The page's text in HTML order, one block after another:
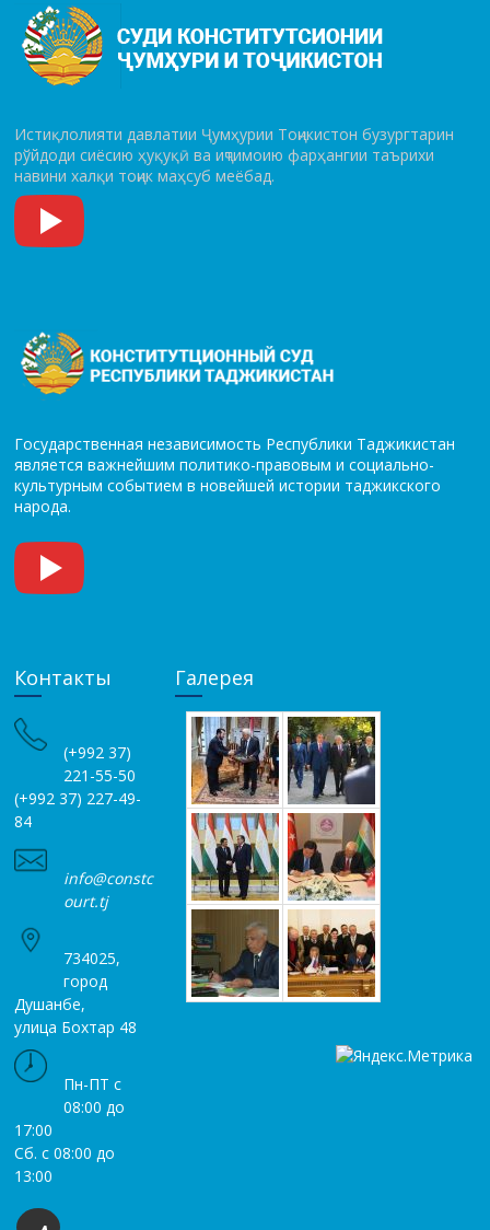
Истиқлолияти давлатии Ҷумҳурии Тоҷикистон бузургтарин
рўй­до­ди сиёсию ҳуқуқӣ ва иҷтимоию фарҳангии таърихи
навини халқи тоҷик маҳсуб меёбад.
Государственная независимость Республики Таджикистан
является важнейшим политико-правовым и социально-
культурным событием в новейшей истории таджикского
народа.
Контакты
(+992 37)
221-55-50
(+992 37) 227-49-
84
info@constc
ourt.tj
734025,
город
Душанбе,
улица Бохтар 48
Пн-ПТ с
08:00 до
17:00
Сб. с 08:00 до
13:00
Галерея